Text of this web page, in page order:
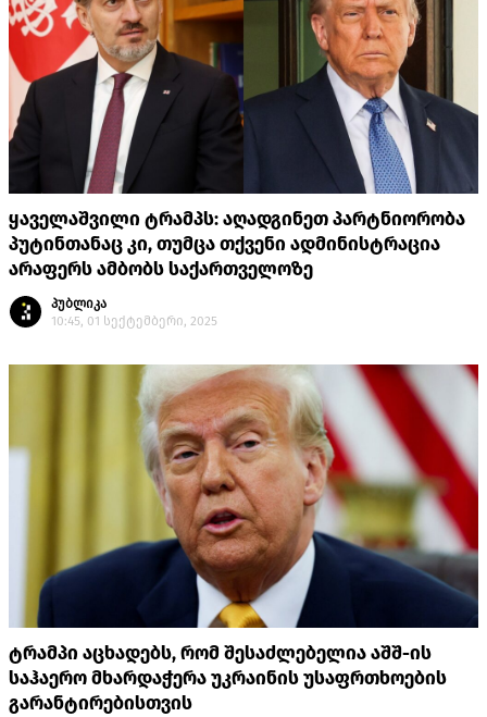
ყაველაშვილი ტრამპს: აღადგინეთ პარტნიორობა
პუტინთანაც კი, თუმცა თქვენი ადმინისტრაცია
არაფერს ამბობს საქართველოზე
პუბლიკა
10:45, 01 სექტემბერი, 2025
ტრამპი აცხადებს, რომ შესაძლებელია აშშ-ის
საჰაერო მხარდაჭერა უკრაინის უსაფრთხოების
გარანტირებისთვის